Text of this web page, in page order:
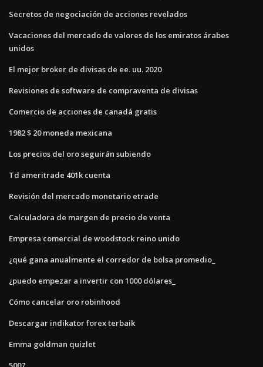
Secretos de negociación de acciones revelados
Vacaciones del mercado de valores de los emiratos árabes
unidos
El mejor broker de divisas de ee. uu. 2020
Revisiones de software de compraventa de divisas
Comercio de acciones de canadá gratis
1982 $ 20 moneda mexicana
Los precios del oro seguirán subiendo
Td ameritrade 401k cuenta
Revisión del mercado monetario etrade
Calculadora de margen de precio de venta
Empresa comercial de woodstock reino unido
¿qué gana anualmente el corredor de bolsa promedio_
¿puedo empezar a invertir con 1000 dólares_
Cómo cancelar oro robinhood
Descargar indikator forex terbaik
Emma goldman quizlet